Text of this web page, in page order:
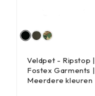
Veldpet - Ripstop |
Fostex Garments |
Meerdere kleuren